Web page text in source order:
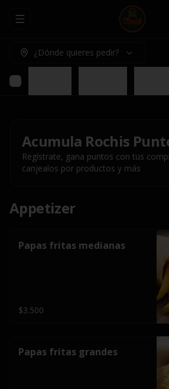
Abrir menu de navegación
¿Dónde quieres pedir?
Acumula Rochis
Regístrate, gana puntos con tus
canjealos por productos y más
Appetizer
Papas fritas medianas
$3.500
Papas fritas grandes